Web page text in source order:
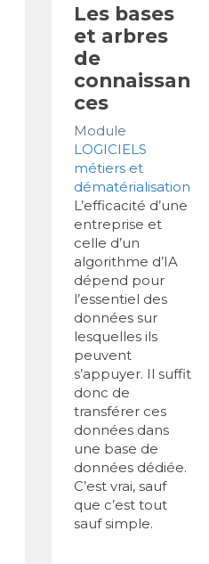
Les bases
et arbres
de
connaissan
ces
Module
LOGICIELS
métiers et
dématérialisation
L’efficacité d’une
entreprise et
celle d’un
algorithme d’IA
dépend pour
l’essentiel des
données sur
lesquelles ils
peuvent
s’appuyer. Il suffit
donc de
transférer ces
données dans
une base de
données dédiée.
C’est vrai, sauf
que c’est tout
sauf simple.